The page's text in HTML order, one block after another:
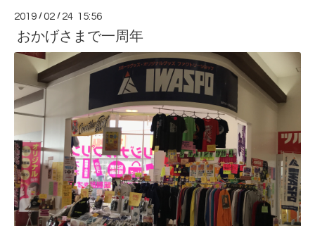
2019 /02 / 24 15:56
おかげさまで一周年